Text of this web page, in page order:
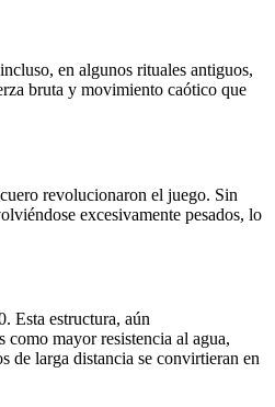
en algunos rituales antiguos,
bruta y movimiento caótico que
revolucionaron el juego. Sin
excesivamente pesados, lo
Esta estructura, aún
mayor resistencia al agua,
de larga distancia se convirtieran en